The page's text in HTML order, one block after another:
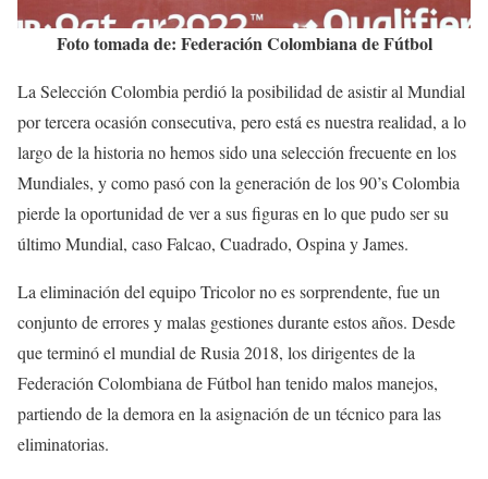
Foto tomada de: Federación Colombiana de Fútbol
La Selección Colombia perdió la posibilidad de asistir al Mundial
por tercera ocasión consecutiva, pero está es nuestra realidad, a lo
largo de la historia no hemos sido una selección frecuente en los
Mundiales, y como pasó con la generación de los 90’s Colombia
pierde la oportunidad de ver a sus figuras en lo que pudo ser su
último Mundial, caso Falcao, Cuadrado, Ospina y James.
La eliminación del equipo Tricolor no es sorprendente, fue un
conjunto de errores y malas gestiones durante estos años. Desde
que terminó el mundial de Rusia 2018, los dirigentes de la
Federación Colombiana de Fútbol han tenido malos manejos,
partiendo de la demora en la asignación de un técnico para las
eliminatorias.